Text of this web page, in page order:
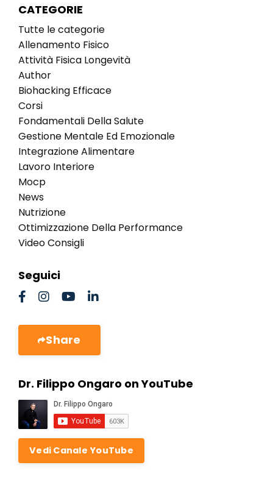
CATEGORIE
Tutte le categorie
Allenamento Fisico
Attività Fisica Longevità
Author
Biohacking Efficace
Corsi
Fondamentali Della Salute
Gestione Mentale Ed Emozionale
Integrazione Alimentare
Lavoro Interiore
Mocp
News
Nutrizione
Ottimizzazione Della Performance
Video Consigli
Seguici
Share
Dr. Filippo Ongaro on YouTube
Vedi Canale YouTube